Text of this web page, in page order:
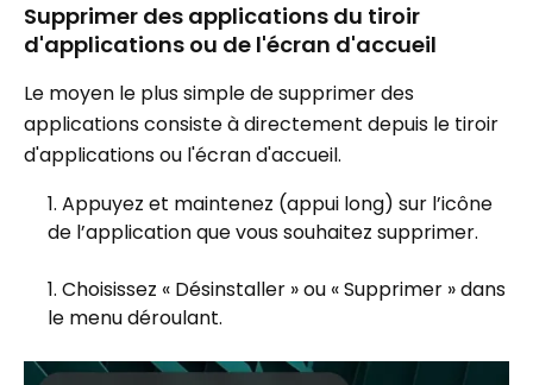
Supprimer des applications du tiroir
d'applications ou de l'écran d'accueil
Le moyen le plus simple de supprimer des
applications consiste à directement depuis le tiroir
d'applications ou l'écran d'accueil.
Appuyez et maintenez (appui long) sur l’icône
de l’application que vous souhaitez supprimer.
Choisissez « Désinstaller » ou « Supprimer » dans
le menu déroulant.